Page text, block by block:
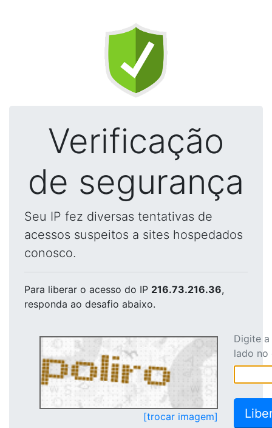
Verificação
de segurança
Seu IP fez diversas tentativas de
acessos suspeitos a sites hospedados
conosco.
Para liberar o acesso do IP 216.73.216.36,
responda ao desafio abaixo.
[trocar imagem]
Digite
lado no